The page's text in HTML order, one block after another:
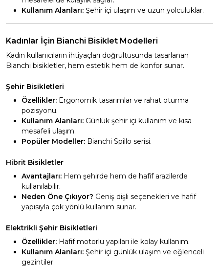
Kullanım Alanları: Şehir içi ulaşım ve uzun yolculuklar.
Kadınlar İçin Bianchi Bisiklet Modelleri
Kadın kullanıcıların ihtiyaçları doğrultusunda tasarlanan
Bianchi bisikletler, hem estetik hem de konfor sunar.
Şehir Bisikletleri
Özellikler: Ergonomik tasarımlar ve rahat oturma
pozisyonu.
Kullanım Alanları: Günlük şehir içi kullanım ve kısa
mesafeli ulaşım.
Popüler Modeller: Bianchi Spillo serisi.
Hibrit Bisikletler
Avantajları: Hem şehirde hem de hafif arazilerde
kullanılabilir.
Neden Öne Çıkıyor? Geniş dişli seçenekleri ve hafif
yapısıyla çok yönlü kullanım sunar.
Elektrikli Şehir Bisikletleri
Özellikler: Hafif motorlu yapıları ile kolay kullanım.
Kullanım Alanları: Şehir içi günlük ulaşım ve eğlenceli
gezintiler.